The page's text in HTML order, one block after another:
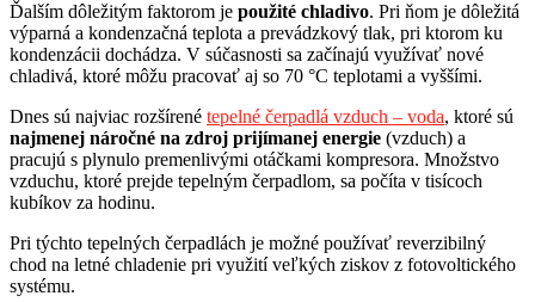
Ďalším dôležitým faktorom je použité chladivo. Pri ňom je dôležitá
výparná a kondenzačná teplota a prevádzkový tlak, pri ktorom ku
kondenzácii dochádza. V súčasnosti sa začínajú využívať nové
chladivá, ktoré môžu pracovať aj so 70 °C teplotami a vyššími.
Dnes sú najviac rozšírené tepelné čerpadlá vzduch – voda, ktoré sú
najmenej náročné na zdroj prijímanej energie (vzduch) a
pracujú s plynulo premenlivými otáčkami kompresora. Množstvo
vzduchu, ktoré prejde tepelným čerpadlom, sa počíta v tisícoch
kubíkov za hodinu.
Pri týchto tepelných čerpadlách je možné používať reverzibilný
chod na letné chladenie pri využití veľkých ziskov z fotovoltického
systému.